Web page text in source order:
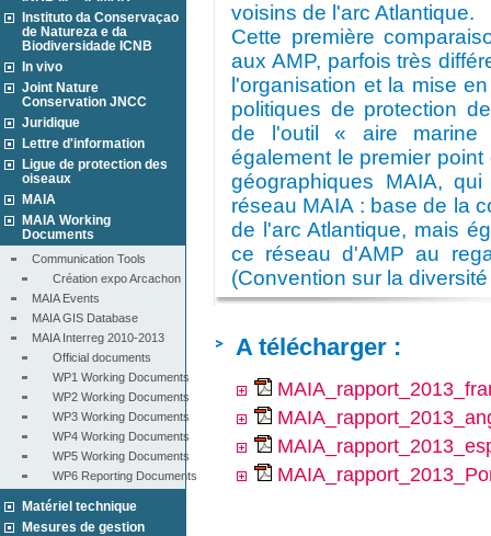
Instituto da Conservaçao
de Natureza e da
Biodiversidade ICNB
In vivo
Joint Nature
Conservation JNCC
Juridique
Lettre d'information
Ligue de protection des
oiseaux
MAIA
MAIA Working
Documents
Communication Tools
Création expo Arcachon
MAIA Events
MAIA GIS Database
MAIA Interreg 2010-2013
Official documents
WP1 Working Documents
WP2 Working Documents
WP3 Working Documents
WP4 Working Documents
WP5 Working Documents
WP6 Reporting Documents
Matériel technique
Mesures de gestion
voisins de l'arc Atlantique.
Cette première
aux AMP, parfois très
l'organisation et la mise
politiques de protection
de l'outil « aire marine
également le premier
géographiques MAIA,
réseau MAIA : base de la
de l'arc Atlantique, mais
ce réseau d'AMP au
(Convention sur la
A télécharger :